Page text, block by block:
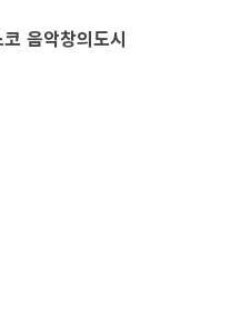
음악창의도시